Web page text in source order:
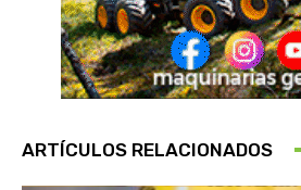
ARTÍCULOS RELACIONADOS